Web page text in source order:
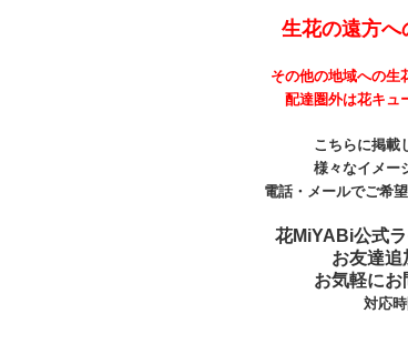
生花の遠方へ
その他の地域への生
配達圏外は花キュ
こちらに掲載
様々なイメー
電話・メールでご希
花MiYABi公式
お友達追
お気軽にお
対応